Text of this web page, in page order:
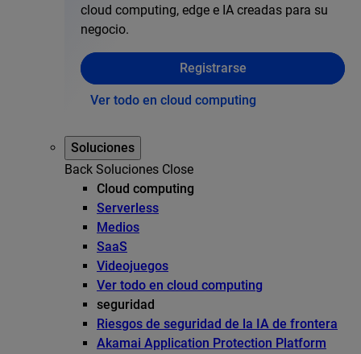
cloud computing, edge e IA creadas para su
negocio.
Registrarse
Ver todo en cloud computing
Soluciones
Back Soluciones Close
Cloud computing
Serverless
Medios
SaaS
Videojuegos
Ver todo en cloud computing
seguridad
Riesgos de seguridad de la IA de frontera
Akamai Application Protection Platform